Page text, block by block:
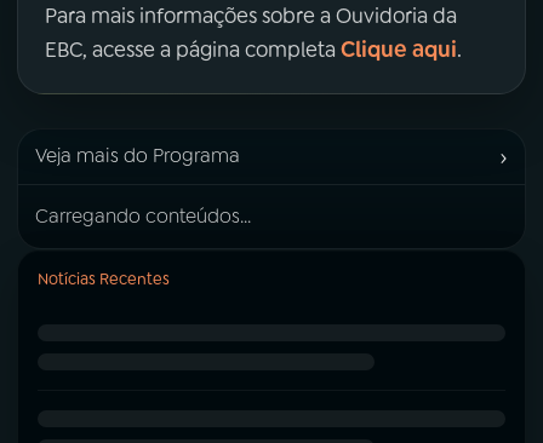
Para mais informações sobre a Ouvidoria da
EBC, acesse a página completa Clique aqui.
Veja mais do Programa ›
Carregando conteúdos...
Notícias Recentes